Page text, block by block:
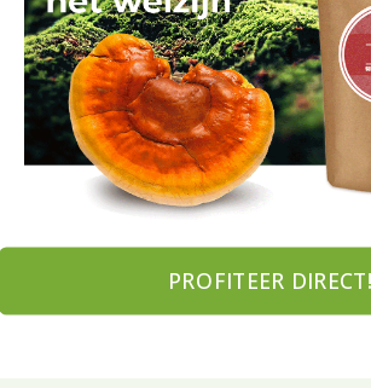
PROFITEER DIRECT!